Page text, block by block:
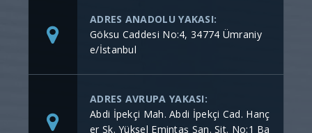
ADRES ANADOLU YAKASI:
Göksu Caddesi No:4, 34774 Ümraniy
e/İstanbul
ADRES AVRUPA YAKASI:
Abdi İpekçi Mah. Abdi İpekçi Cad. Hanç
er Sk. Yüksel Emintaş San. Sit. No:1 Ba